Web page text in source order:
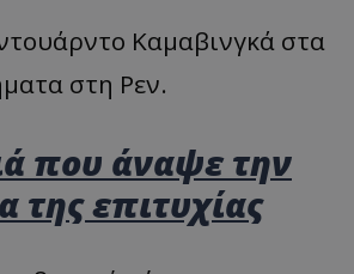
Καμαβινγκά στα
στη Ρεν.
που άναψε την
της επιτυχίας